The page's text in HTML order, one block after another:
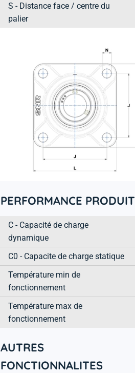
S - Distance face / centre du
palier
PERFORMANCE PRODUIT
C - Capacité de charge
dynamique
C0 - Capacite de charge statique
Température min de
fonctionnement
Température max de
fonctionnement
AUTRES
FONCTIONNALITES